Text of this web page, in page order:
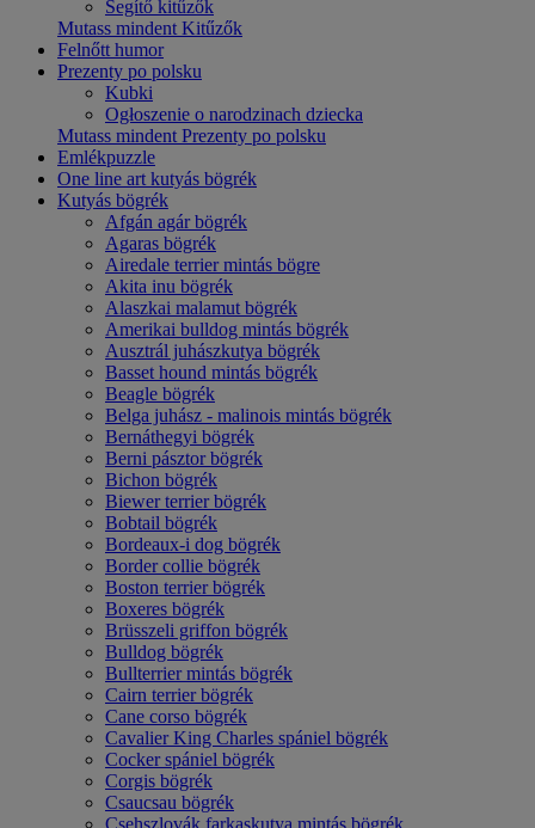
Segítő kitűzők
Mutass mindent Kitűzők
Felnőtt humor
Prezenty po polsku
Kubki
Ogłoszenie o narodzinach dziecka
Mutass mindent Prezenty po polsku
Emlékpuzzle
One line art kutyás bögrék
Kutyás bögrék
Afgán agár bögrék
Agaras bögrék
Airedale terrier mintás bögre
Akita inu bögrék
Alaszkai malamut bögrék
Amerikai bulldog mintás bögrék
Ausztrál juhászkutya bögrék
Basset hound mintás bögrék
Beagle bögrék
Belga juhász - malinois mintás bögrék
Bernáthegyi bögrék
Berni pásztor bögrék
Bichon bögrék
Biewer terrier bögrék
Bobtail bögrék
Bordeaux-i dog bögrék
Border collie bögrék
Boston terrier bögrék
Boxeres bögrék
Brüsszeli griffon bögrék
Bulldog bögrék
Bullterrier mintás bögrék
Cairn terrier bögrék
Cane corso bögrék
Cavalier King Charles spániel bögrék
Cocker spániel bögrék
Corgis bögrék
Csaucsau bögrék
Csehszlovák farkaskutya mintás bögrék